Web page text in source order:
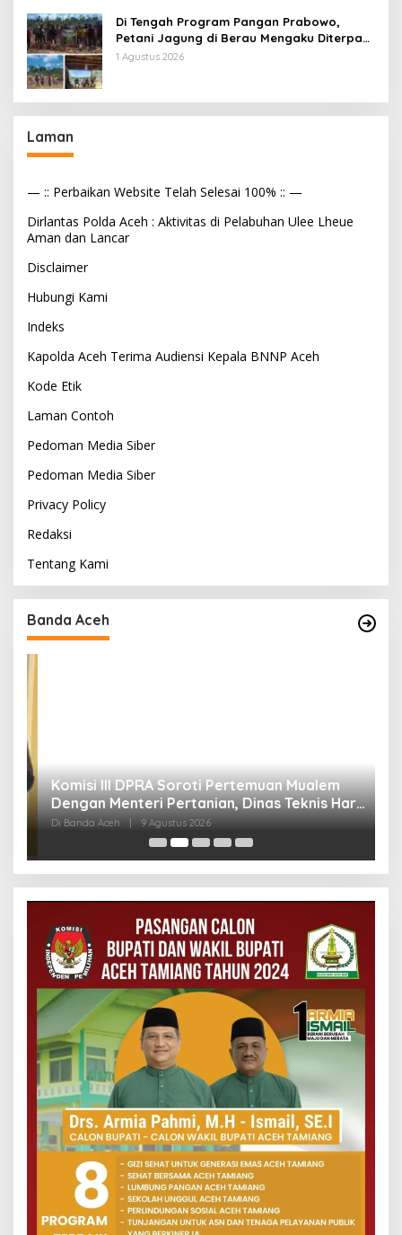
Di Tengah Program Pangan Prabowo,
Petani Jagung di Berau Mengaku Diterpa
Tekanan Aparat
1 Agustus 2026
Laman
— :: Perbaikan Website Telah Selesai 100% :: —
Dirlantas Polda Aceh : Aktivitas di Pelabuhan Ulee Lheue
Aman dan Lancar
Disclaimer
Hubungi Kami
Indeks
Kapolda Aceh Terima Audiensi Kepala BNNP Aceh
Kode Etik
Laman Contoh
Pedoman Media Siber
Pedoman Media Siber
Privacy Policy
Redaksi
Tentang Kami
Banda Aceh
Komisi III DPRA Soroti Pertemuan Mualem
Dengan Menteri Pertanian, Dinas Teknis Harus
Dilibatkan
Di Banda Aceh | 9 Agustus 2026